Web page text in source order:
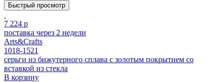
Быстрый просмотр
7 224 р
поставка через 2 недели
Arts&Crafts
1018-1521
серьги из бижутерного сплава с золотым покрытием cо
вставкой из стекла
В корзину